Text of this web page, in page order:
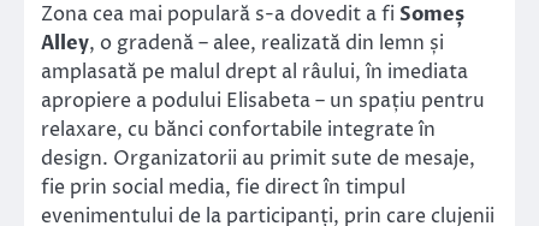
Zona cea mai populară s-a dovedit a fi Someș
Alley, o gradenă – alee, realizată din lemn și
amplasată pe malul drept al râului, în imediata
apropiere a podului Elisabeta – un spațiu pentru
relaxare, cu bănci confortabile integrate în
design. Organizatorii au primit sute de mesaje,
fie prin social media, fie direct în timpul
evenimentului de la participanți, prin care clujenii